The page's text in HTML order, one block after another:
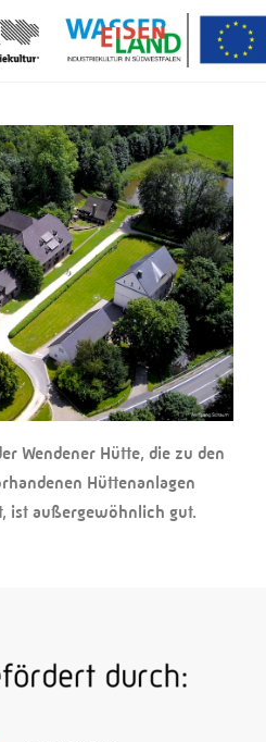
Wendener Hütte, die zu den
Hüttenanlagen
ist außergewöhnlich gut.